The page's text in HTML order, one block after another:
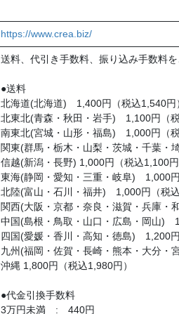
https://www.crea.biz/
送料、代引き手数料、振り込み手数料を
●送料
北海道(北海道) 1,400円（税込1,540円
北東北(青森・秋田・岩手) 1,100円（税
南東北(宮城・山形・福島) 1,000円（税
関東(群馬・栃木・山梨・茨城・千葉・
信越(新潟・長野) 1,000円（税込1,100円
東海(静岡・愛知・三重・岐阜) 1,000円
北陸(富山・石川・福井) 1,000円（税込
関西(大阪・京都・奈良・滋賀・兵庫・
中国(島根・鳥取・山口・広島・岡山)
四国(愛媛・香川・高知・徳島) 1,200円
九州(福岡・佐賀・長崎・熊本・大分・
沖縄 1,800円（税込1,980円）
●代金引換手数料
3万円未満 : 440円